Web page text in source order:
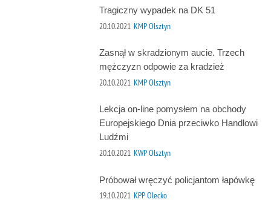
Tragiczny wypadek na DK 51
20.10.2021 KMP Olsztyn
Zasnął w skradzionym aucie. Trzech
mężczyzn odpowie za kradzież
20.10.2021 KMP Olsztyn
Lekcja on-line pomysłem na obchody
Europejskiego Dnia przeciwko Handlowi
Ludźmi
20.10.2021 KWP Olsztyn
Próbował wręczyć policjantom łapówkę
19.10.2021 KPP Olecko